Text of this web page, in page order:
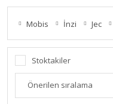
Mobis İnzi Jec
Stoktakiler